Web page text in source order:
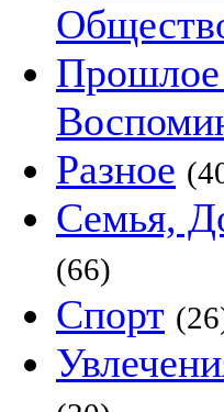
Разное
Семья,
(66)
Спорт